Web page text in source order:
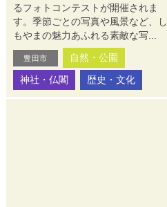
るフォトコンテストが開催されま
す。季節ごとの写真や風景など、し
もやまの魅力あふれる素敵な写...
豊田市
自然・公園
神社・仏閣
歴史・文化